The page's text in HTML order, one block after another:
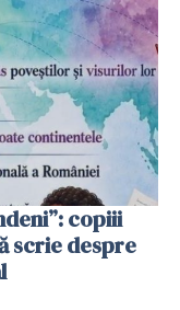
copiii
scrie despre